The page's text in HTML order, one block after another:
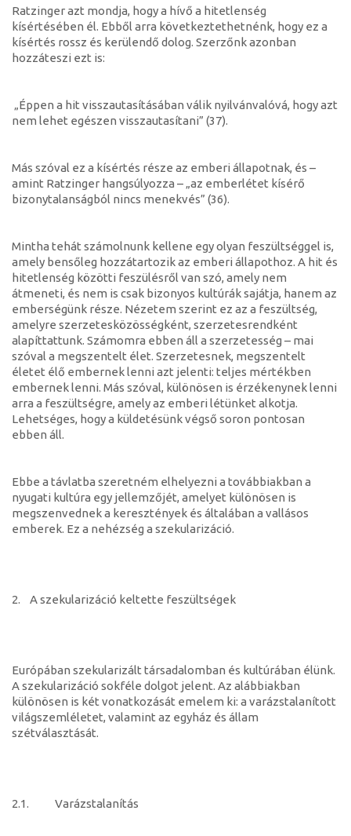
Ratzinger azt mondja, hogy a hívő a hitetlenség
kísértésében él. Ebből arra következtethetnénk, hogy ez a
kísértés rossz és kerülendő dolog. Szerzőnk azonban
hozzáteszi ezt is:
„Éppen a hit visszautasításában válik nyilvánvalóvá, hogy azt
nem lehet egészen visszautasítani” (37).
Más szóval ez a kísértés része az emberi állapotnak, és –
amint Ratzinger hangsúlyozza – „az emberlétet kísérő
bizonytalanságból nincs menekvés” (36).
Mintha tehát számolnunk kellene egy olyan feszültséggel is,
amely bensőleg hozzátartozik az emberi állapothoz. A hit és
hitetlenség közötti feszülésről van szó, amely nem
átmeneti, és nem is csak bizonyos kultúrák sajátja, hanem az
emberségünk része. Nézetem szerint ez az a feszültség,
amelyre szerzetesközösségként, szerzetesrendként
alapíttattunk. Számomra ebben áll a szerzetesség – mai
szóval a megszentelt élet. Szerzetesnek, megszentelt
életet élő embernek lenni azt jelenti: teljes mértékben
embernek lenni. Más szóval, különösen is érzékenynek lenni
arra a feszültségre, amely az emberi létünket alkotja.
Lehetséges, hogy a küldetésünk végső soron pontosan
ebben áll.
Ebbe a távlatba szeretném elhelyezni a továbbiakban a
nyugati kultúra egy jellemzőjét, amelyet különösen is
megszenvednek a keresztények és általában a vallásos
emberek. Ez a nehézség a szekularizáció.
2. A szekularizáció keltette feszültségek
Európában szekularizált társadalomban és kultúrában élünk.
A szekularizáció sokféle dolgot jelent. Az alábbiakban
különösen is két vonatkozását emelem ki: a varázstalanított
világszemléletet, valamint az egyház és állam
szétválasztását.
2.1. Varázstalanítás